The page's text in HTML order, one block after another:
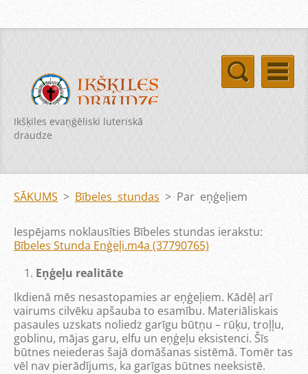
Ikšķiles evaņģēliski luteriskā
draudze
SĀKUMS > Bībeles stundas > Par eņģeļiem
Iespējams noklausīties Bībeles stundas ierakstu:
Bībeles Stunda Enģeļi.m4a (37790765)
Eņģeļu realitāte
Ikdienā mēs nesastopamies ar eņģeļiem. Kādēļ arī
vairums cilvēku apšauba to esamību. Materiāliskais
pasaules uzskats noliedz garīgu būtņu – rūķu, troļļu,
goblinu, mājas garu, elfu un eņģeļu eksistenci. Šīs
būtnes neiederas šajā domāšanas sistēmā. Tomēr tas
vēl nav pierādījums, ka garīgas būtnes neeksistē.